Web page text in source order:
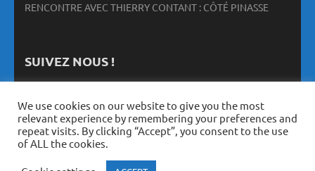
RENCONTRE AVEC THIERRY CONTANT : CÔTÉ PINASSE
SUIVEZ NOUS !
We use cookies on our website to give you the most
relevant experience by remembering your preferences and
repeat visits. By clicking “Accept”, you consent to the use
of ALL the cookies.